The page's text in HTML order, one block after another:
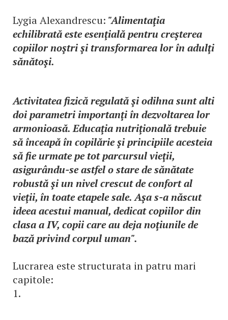
Lygia Alexandrescu: "Alimentaţia
echilibrată este esenţială pentru creşterea
copiilor noştri şi transformarea lor în adulţi
sănătoşi.
Activitatea fizică regulată şi odihna sunt alti
doi parametri importanţi în dezvoltarea lor
armonioasă. Educaţia nutriţională trebuie
să înceapă în copilărie şi principiile acesteia
să fie urmate pe tot parcursul vieţii,
asigurându-se astfel o stare de sănătate
robustă şi un nivel crescut de confort al
vieţii, în toate etapele sale. Aşa s-a născut
ideea acestui manual, dedicat copiilor din
clasa a IV, copii care au deja noţiunile de
bază privind corpul uman".
Lucrarea este structurata in patru mari
capitole:
1.